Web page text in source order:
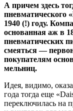
А причем здесь
1940 (!) году.
основанная аж в
пневматических
смеяться —
покупателям
мельниц.
Идея, видимо,
года тогда еще
переключилась на